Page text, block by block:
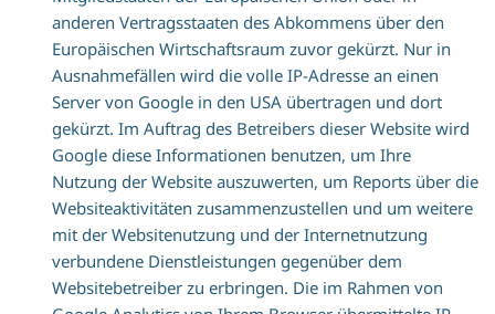
anderen Vertragsstaaten des Abkommens über den
Europäischen Wirtschaftsraum zuvor gekürzt. Nur in
Ausnahmefällen wird die volle IP-Adresse an einen
Server von Google in den USA übertragen und dort
gekürzt. Im Auftrag des Betreibers dieser Website wird
Google diese Informationen benutzen, um Ihre
Nutzung der Website auszuwerten, um Reports über die
Websiteaktivitäten zusammenzustellen und um weitere
mit der Websitenutzung und der Internetnutzung
verbundene Dienstleistungen gegenüber dem
Websitebetreiber zu erbringen. Die im Rahmen von